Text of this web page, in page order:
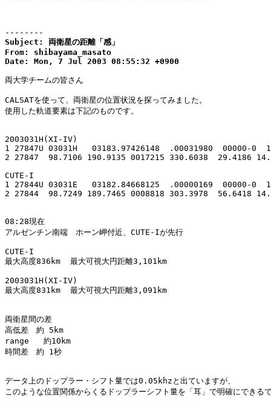
--------
Subject: 両衛星の距離「感」
From: shibayama_masato
Date: Mon, 7 Jul 2003 08:55:32 +0900
両大学チームの皆さん
CALSATを使って、両衛星の位置状況を探ってみました。
使用した軌道要素は下記のものです。
2003031H(XI-IV)
1 27847U 03031H   03183.97426148  .00031980  00000-0
2 27847  98.7106 190.9135 0017215 330.6038  29.4186
CUTE-I
1 27844U 03031E   03182.84668125  .00000169  00000-0
2 27844  98.7249 189.7465 0008818 303.3978  56.6418
08:28現在
アルゼンチン南端　ホーン岬付近、CUTE-Iが先行
CUTE-I
最大高度836km  最大可視大円距離3,101km
2003031H(XI-IV)
最大高度831km  最大可視大円距離3,091km
両衛星間の差
高低差　約 5km
range   約10km
時間差　約 1秒
データ上のドップラー・シフト量では0.05khzと出ていますが、
このような位置関係からくるドップラーシフト量を「耳」で明確にできる